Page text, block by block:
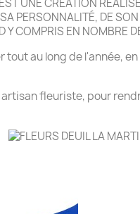
UNE CRÉATION
PERSONNALITÉ, DE
COMPRIS EN NOMBRE
au long de l'année,
fleuriste, pour